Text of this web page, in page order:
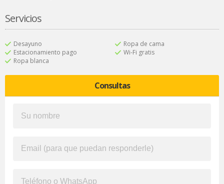
Servicios
Desayuno
Estacionamiento pago
Ropa blanca
Ropa de cama
Wi-Fi gratis
Consultas